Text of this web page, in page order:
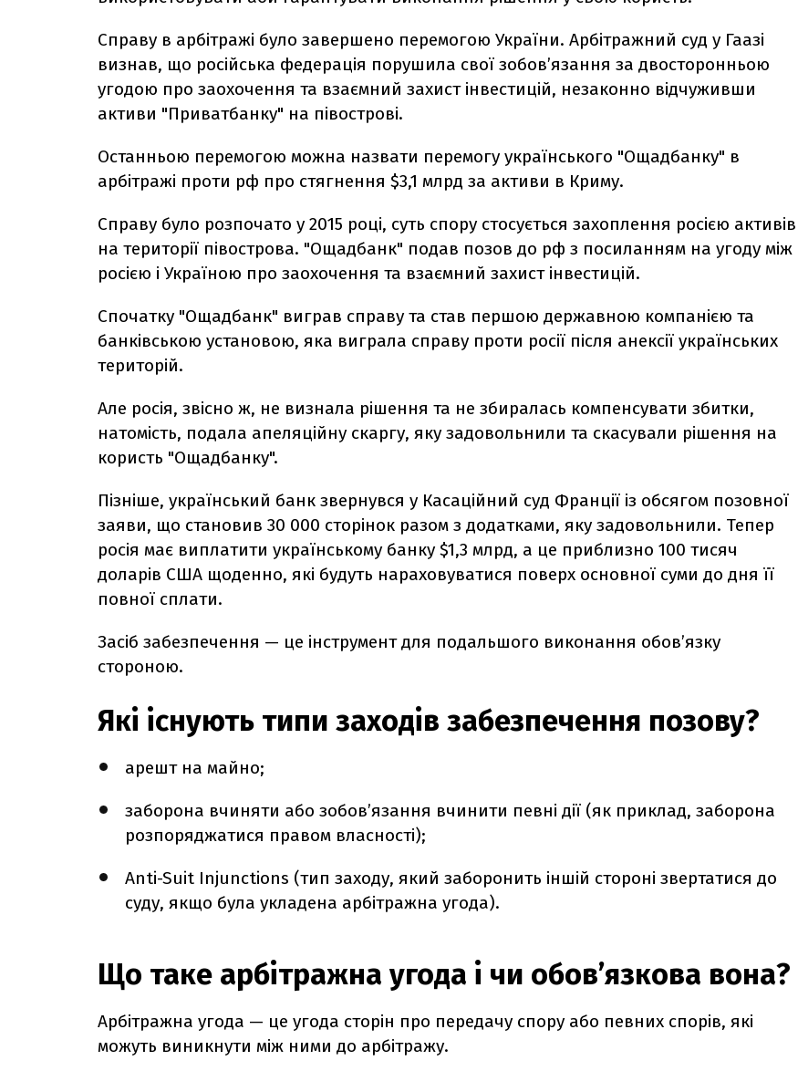
Справу в арбітражі було завершено перемогою України. Арбітражний суд у Гаазі
визнав, що російська федерація порушила свої зобов’язання за двосторонньою
угодою про заохочення та взаємний захист інвестицій, незаконно відчуживши
активи "Приватбанку" на півострові.
Останньою перемогою можна назвати перемогу українського "Ощадбанку" в
арбітражі проти рф про стягнення $3,1 млрд за активи в Криму.
Справу було розпочато у 2015 році, суть спору стосується захоплення росією активів
на території півострова. "Ощадбанк" подав позов до рф з посиланням на угоду між
росією і Україною про заохочення та взаємний захист інвестицій.
Спочатку "Ощадбанк" виграв справу та став першою державною компанією та
банківською установою, яка виграла справу проти росії після анексії українських
територій.
Але росія, звісно ж, не визнала рішення та не збиралась компенсувати збитки,
натомість, подала апеляційну скаргу, яку задовольнили та скасували рішення на
користь "Ощадбанку".
Пізніше, український банк звернувся у Касаційний суд Франції із обсягом позовної
заяви, що становив 30 000 сторінок разом з додатками, яку задовольнили. Тепер
росія має виплатити українському банку $1,3 млрд, а це приблизно 100 тисяч
доларів США щоденно, які будуть нараховуватися поверх основної суми до дня її
повної сплати.
Засіб забезпечення — це інструмент для подальшого виконання обов’язку
стороною.
Які існують типи заходів забезпечення позову?
арешт на майно;
заборона вчиняти або зобов’язання вчинити певні дії (як приклад, заборона
розпоряджатися правом власності);
Anti-Suit Injunctions (тип заходу, який заборонить іншій стороні звертатися до
суду, якщо була укладена арбітражна угода).
Що таке арбітражна угода і чи обовʼязкова вона?
Арбітражна угода — це угода сторін про передачу спору або певних спорів, які
можуть виникнути між ними до арбітражу.